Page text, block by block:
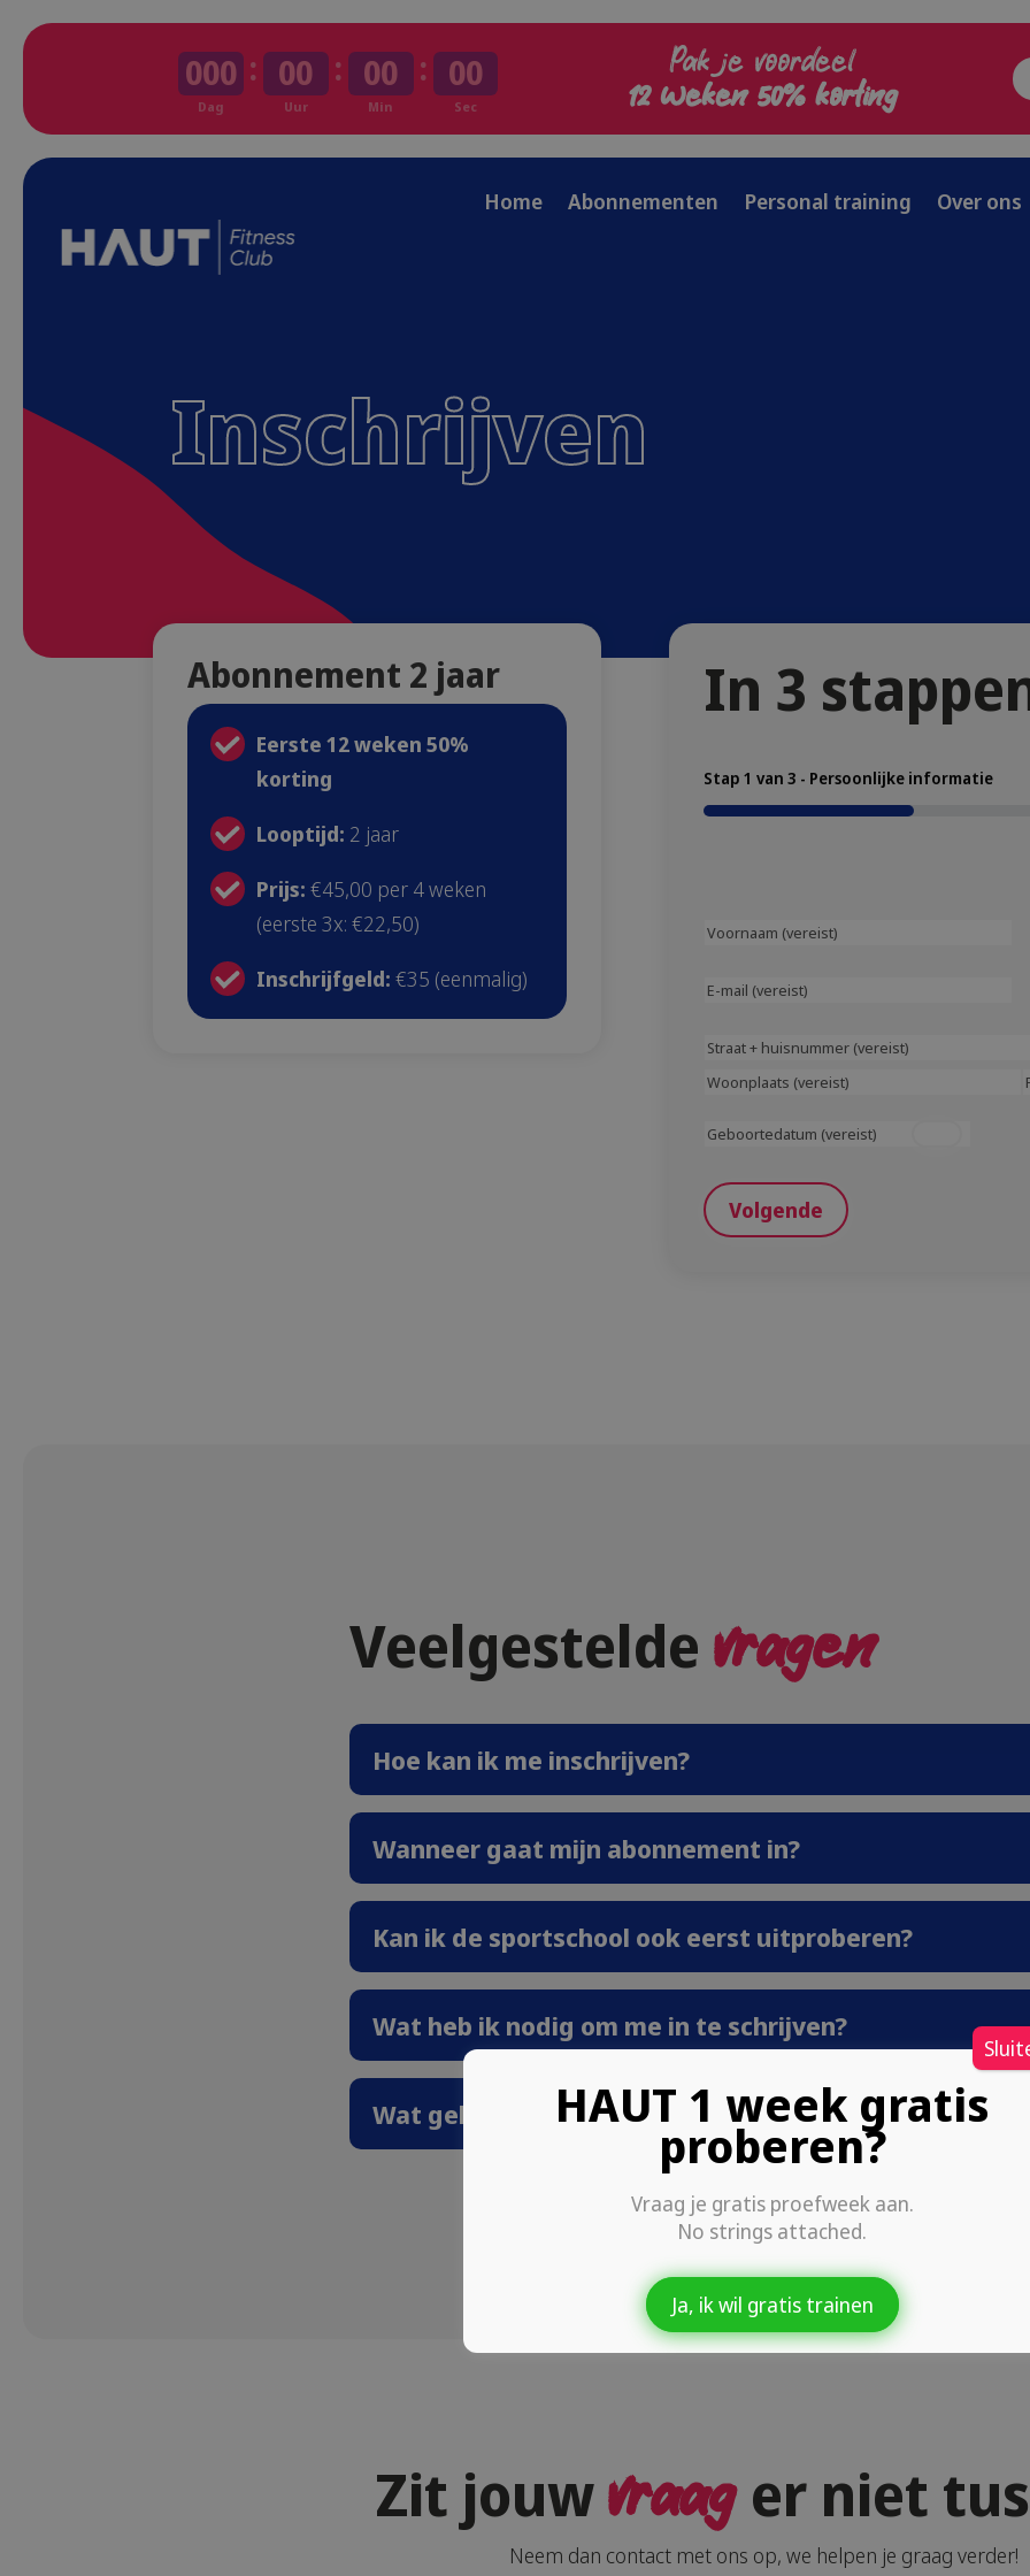
000
Dag
: 00
Uur
: 00
Min
: 00
Sec
Pak je voordeel
12 weken 50% korting
Home Abonnementen Personal training Over ons
Inschrijven
Abonnement 2 jaar
Eerste 12 weken 50%
korting
Looptijd: 2 jaar
Prijs: €45,00 per 4 weken
(eerste 3x: €22,50)
Inschrijfgeld: €35 (eenmalig)
In 3
Stap 1 van 3 - Persoonlijke informatie
33%
Voornaam
(Vereist)
E-
Adres(Vereist)
Straat
huisnummer
Geboortedatum(Vereist)
Volgende
Veelgestelde vragen
Hoe kan ik me inschrijven?
Wanneer gaat mijn abonnement in?
Kan ik de sportschool ook eerst uitproberen?
Wat heb ik nodig om me in te schrijven?
Wat gebeurt er na mijn inschrijving?
Zit jouwvraager niet
Neem dan contact met ons op, we helpen je graag verder!
HAUT 1 week gratis
proberen?
Vraag je gratis proefweek aan.
No strings attached.
Ja, ik wil gratis trainen